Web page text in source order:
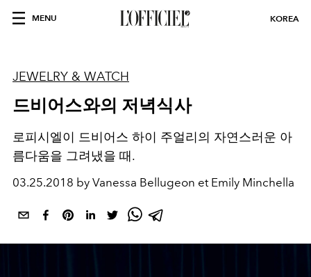
MENU KOREA
JEWELRY & WATCH
드비어스와의 저녁식사
로피시엘이 드비어스 하이 주얼리의 자연스러운 아
름다움을 그려냈을 때.
03.25.2018 by Vanessa Bellugeon et Emily Minchella